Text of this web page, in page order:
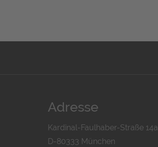
Adresse
Kardinal-Faulhaber-Straße 14a
D-80333 München